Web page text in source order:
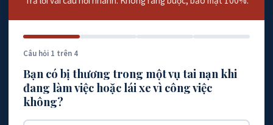
Câu hỏi 1 trên 4
Bạn có bị thương trong một vụ tai nạn khi
đang làm việc hoặc lái xe vì công việc
không?